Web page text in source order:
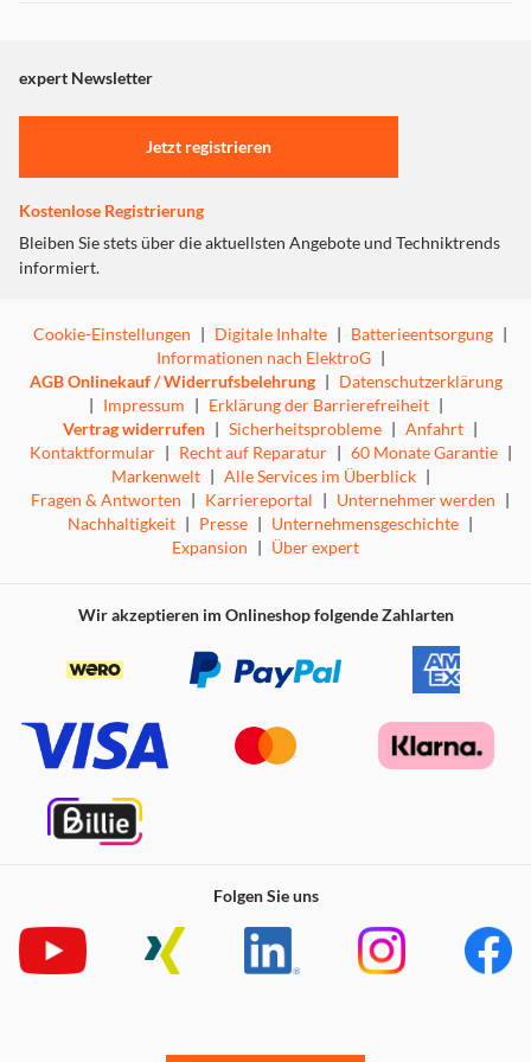
"Marketing".
Einstellungen anpassen
expert Newsletter
Jetzt registrieren
Kostenlose Registrierung
Bleiben Sie stets über die aktuellsten Angebote und Techniktrends
informiert.
Cookie-Einstellungen | Digitale Inhalte | Batterieentsorgung |
Informationen nach ElektroG |
AGB Onlinekauf / Widerrufsbelehrung | Datenschutzerklärung
| Impressum | Erklärung der Barrierefreiheit |
Vertrag widerrufen | Sicherheitsprobleme | Anfahrt |
Kontaktformular | Recht auf Reparatur | 60 Monate Garantie |
Markenwelt | Alle Services im Überblick |
Fragen & Antworten | Karriereportal | Unternehmer werden |
Nachhaltigkeit | Presse | Unternehmensgeschichte |
Expansion | Über expert
Wir akzeptieren im Onlineshop folgende Zahlarten
Folgen Sie uns